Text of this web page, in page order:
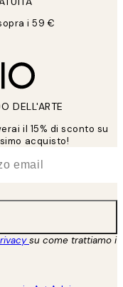
i 59 €
DELL'ARTE
il 15% di sconto su
acquisto!
su come trattiamo i